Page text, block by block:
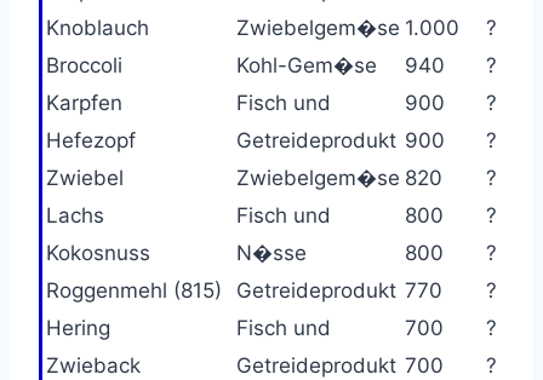
Knoblauch
Zwiebelgem�se 1.000
?
Broccoli
Kohl-Gem�se 940
?
Karpfen
Fisch und 900
?
Hefezopf
Getreideprodukt 900
?
Zwiebel
Zwiebelgem�se 820
?
Lachs
Fisch und 800
?
Kokosnuss
N�sse 800
?
Roggenmehl (815)
Getreideprodukt 770
?
Hering
Fisch und 700
?
Zwieback
Getreideprodukt 700
?